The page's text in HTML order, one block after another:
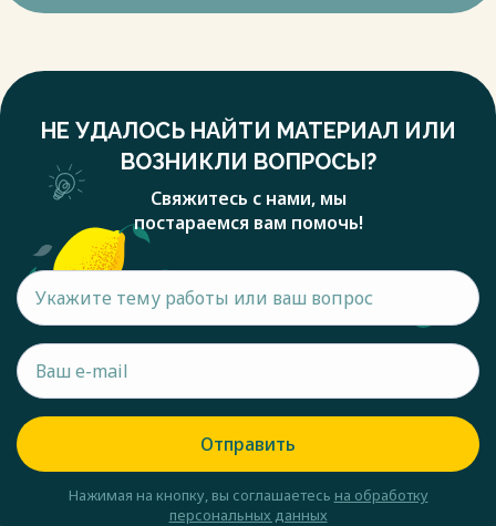
НЕ УДАЛОСЬ НАЙТИ МАТЕРИАЛ ИЛИ
ВОЗНИКЛИ ВОПРОСЫ?
Свяжитесь с нами, мы
постараемся вам помочь!
Отправить
Нажимая на кнопку, вы соглашаетесь на обработку
персональных данных